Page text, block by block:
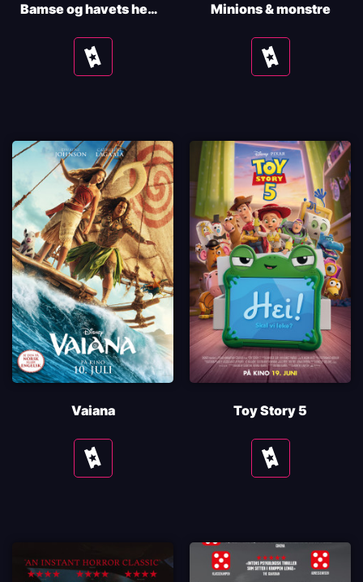
Bamse og havets hemmelighet
Se
tider
Minions & monstre
Se
tider
Vaiana
Se
tider
Toy Story 5
Se
tider